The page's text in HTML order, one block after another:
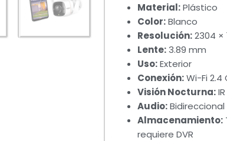
Material:Plástico
Color:Blanco
Resolución:2304 ×
Lente:3.89 mm
Uso:Exterior
Conexión:Wi-Fi 2.4
Visión Nocturna:
Audio:
Almacenamiento:
requiere DVR